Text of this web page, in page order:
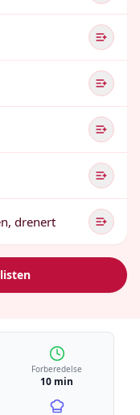
drenert
Forberedelse
10 min